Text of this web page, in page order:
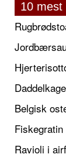
10 mest
Belgisk
Ravioli i